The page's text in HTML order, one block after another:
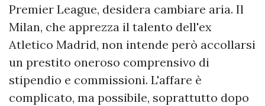
Premier League, desidera cambiare aria. Il
Milan, che apprezza il talento dell'ex
Atletico Madrid, non intende però accollarsi
un prestito oneroso comprensivo di
stipendio e commissioni. L'affare è
complicato, ma possibile, soprattutto dopo